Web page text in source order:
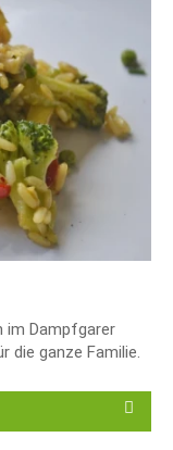
im Dampfgarer
die ganze Familie.